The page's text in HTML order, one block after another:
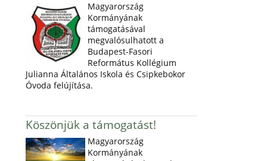
Magyarország
Kormányának
támogatásával
megvalósulhatott a
Budapest-Fasori
Református Kollégium
Julianna Általános Iskola és Csipkebokor
Óvoda felújítása.
Köszönjük a támogatást!
Magyarország
Kormányának